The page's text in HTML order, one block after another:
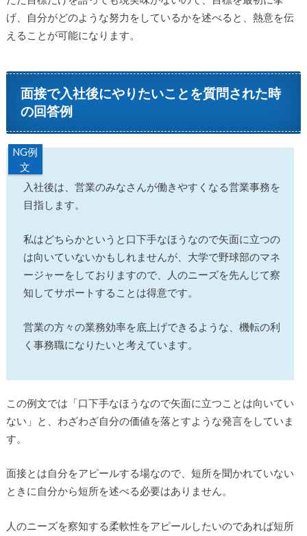
げ、自分がどのような努力をしているかを述べると、熱意を伝
えることが可能になります。
面接で入社後にやりたいことを質問された時
の回答例
NG例
文
入社後は、営業のみなさんが働きやすくなる営業事務を
目指します。
私はどちらかというと口下手なほうなので矢面に立つの
は向いていないかもしれませんが、大学で野球部のマネ
ージャーをしておりますので、人のニーズを先んじて察
知してサポートすることは得意です。
営業の方々の業務効率を底上げできるような、機転の利
く事務職になりたいと考えています。
この例文では「口下手なほうなので矢面に立つことは向いてい
ない」と、わざわざ自分の価値を落とすような発言をしていま
す。
面接とは自分をアピールする場なので、短所を聞かれていない
ときに自分から短所を述べる必要はありません。
人のニーズを察知する柔軟性をアピールしたいのであれば短所